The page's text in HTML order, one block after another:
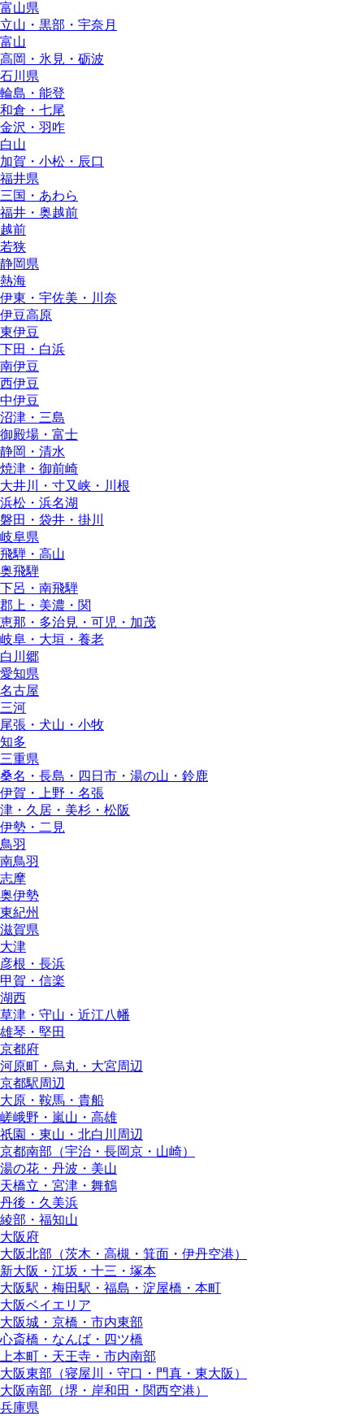
富山県
立山・黒部・宇奈月
富山
高岡・氷見・砺波
石川県
輪島・能登
和倉・七尾
金沢・羽咋
白山
加賀・小松・辰口
福井県
三国・あわら
福井・奥越前
越前
若狭
静岡県
熱海
伊東・宇佐美・川奈
伊豆高原
東伊豆
下田・白浜
南伊豆
西伊豆
中伊豆
沼津・三島
御殿場・富士
静岡・清水
焼津・御前崎
大井川・寸又峡・川根
浜松・浜名湖
磐田・袋井・掛川
岐阜県
飛騨・高山
奥飛騨
下呂・南飛騨
郡上・美濃・関
恵那・多治見・可児・加茂
岐阜・大垣・養老
白川郷
愛知県
名古屋
三河
尾張・犬山・小牧
知多
三重県
桑名・長島・四日市・湯の山・鈴鹿
伊賀・上野・名張
津・久居・美杉・松阪
伊勢・二見
鳥羽
南鳥羽
志摩
奥伊勢
東紀州
滋賀県
大津
彦根・長浜
甲賀・信楽
湖西
草津・守山・近江八幡
雄琴・堅田
京都府
河原町・烏丸・大宮周辺
京都駅周辺
大原・鞍馬・貴船
嵯峨野・嵐山・高雄
祇園・東山・北白川周辺
京都南部（宇治・長岡京・山崎）
湯の花・丹波・美山
天橋立・宮津・舞鶴
丹後・久美浜
綾部・福知山
大阪府
大阪北部（茨木・高槻・箕面・伊丹空港）
新大阪・江坂・十三・塚本
大阪駅・梅田駅・福島・淀屋橋・本町
大阪ベイエリア
大阪城・京橋・市内東部
心斎橋・なんば・四ツ橋
上本町・天王寺・市内南部
大阪東部（寝屋川・守口・門真・東大阪）
大阪南部（堺・岸和田・関西空港）
兵庫県